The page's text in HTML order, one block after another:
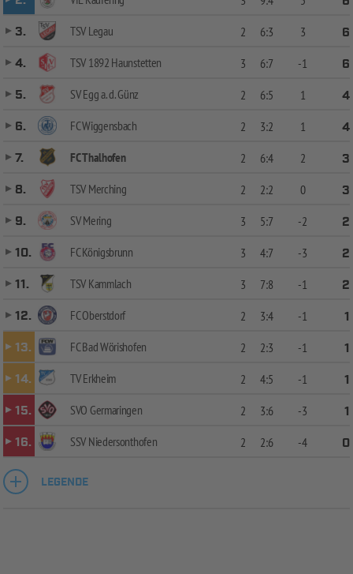
3.
TSV Legau 2 6:3 3
6
4.
TSV 1892 Haunstetten 3 6:7 -1
6
5.
SV Egg a. d. Günz 2 6:5 1
4
6.
FC Wiggensbach 2 3:2 1
4
7.
FC Thalhofen 2 6:4 2
3
8.
TSV Merching 2 2:2 0
3
9.
SV Mering 3 5:7 -2
2
10.
FC Königsbrunn 3 4:7 -3
2
11.
TSV Kammlach 3 7:8 -1
2
12.
FC Oberstdorf 2 3:4 -1
1
13.
FC Bad Wörishofen 2 2:3 -1
1
14.
TV Erkheim 2 4:5 -1
1
15.
SVO Germaringen 2 3:6 -3
1
16.
SSV Niedersonthofen 2 2:6 -4 0
LEGENDE